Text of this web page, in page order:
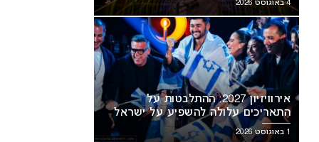
4 באוגוסט 2026
אירוויזיון 2027: ההתלבטות על
התאריכים עלולה להשפיע על ישראל
1 באוגוסט 2026